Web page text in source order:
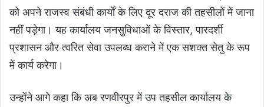
को अपने राजस्व संबंधी कार्यों के लिए दूर दराज की तहसीलों में जाना
नहीं पड़ेगा। यह कार्यालय जनसुविधाओं के विस्तार, पारदर्शी
प्रशासन और त्वरित सेवा उपलब्ध कराने में एक सशक्त सेतु के रूप
में कार्य करेगा।
उन्होंने आगे कहा कि अब रणवीरपुर में उप तहसील कार्यालय के